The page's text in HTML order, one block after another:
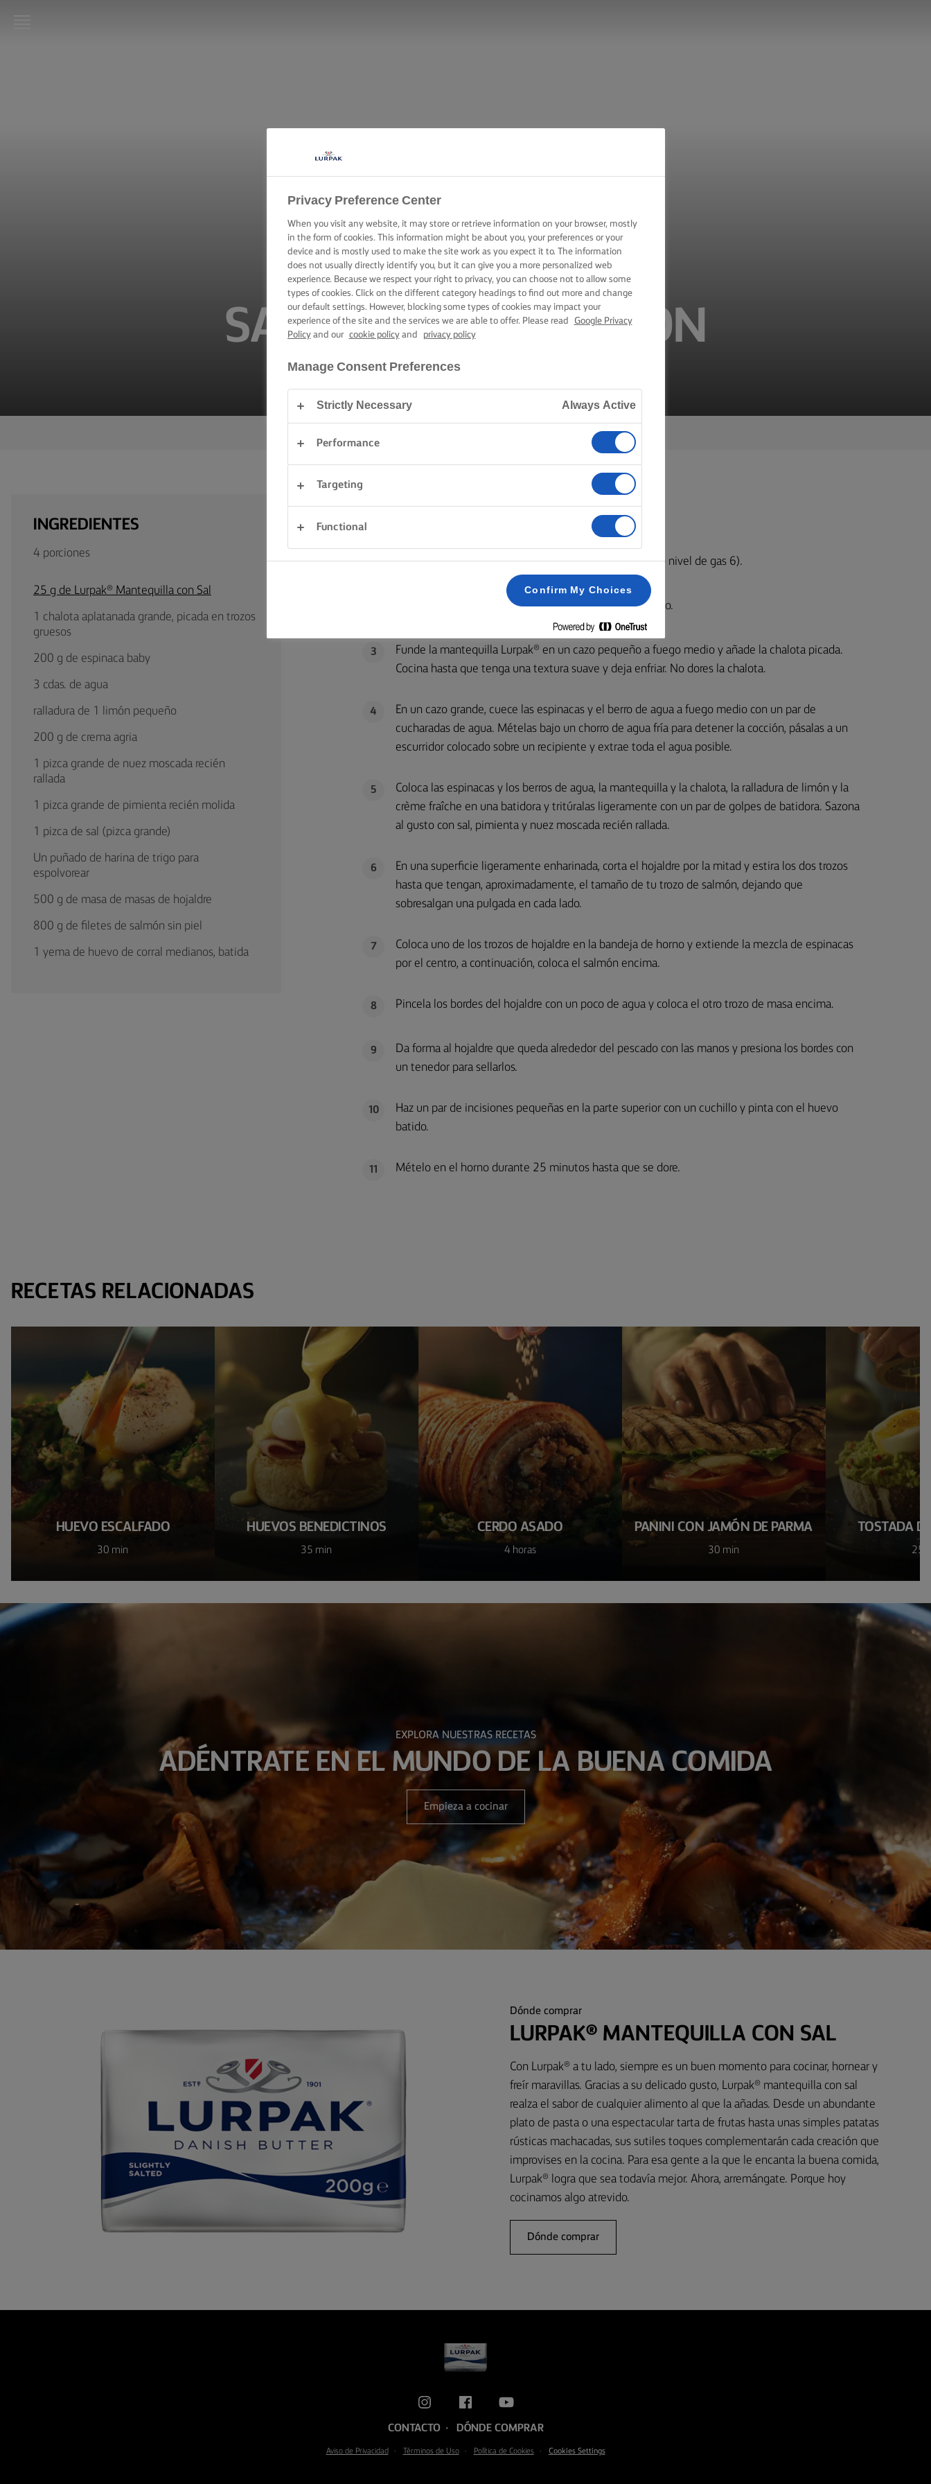
SALMÓN WELLINGTON
50 min tiempo de cocción
INGREDIENTES
4 porciones
25 g de Lurpak® Mantequilla con Sal
1 chalota aplatanada grande, picada en trozos
gruesos
200 g de espinaca baby
3 cdas. de agua
ralladura de 1 limón pequeño
200 g de crema agria
1 pizca grande de nuez moscada recién
rallada
1 pizca grande de pimienta recién molida
1 pizca de sal (pizca grande)
Un puñado de harina de trigo para
espolvorear
500 g de masa de masas de hojaldre
800 g de filetes de salmón sin piel
1 yema de huevo de corral medianos, batida
MÉTODO
1 Precalienta el horno a 200 °C (180 °C con convección o nivel de gas 6).
Forra una bandeja grande para horno con papel sulfurado.
3
Funde la mantequilla Lurpak® en un cazo pequeño a fuego medio y añade la chalota picada.
Cocina hasta que tenga una textura suave y deja enfriar. No dores la chalota.
4
En un cazo grande, cuece las espinacas y el berro de agua a fuego medio con un par de
cucharadas de agua. Mételas bajo un chorro de agua fría para detener la cocción, pásalas a un
escurridor colocado sobre un recipiente y extrae toda el agua posible.
5
Coloca las espinacas y los berros de agua, la mantequilla y la chalota, la ralladura de limón y la
crème fraîche en una batidora y tritúralas ligeramente con un par de golpes de batidora. Sazona
al gusto con sal, pimienta y nuez moscada recién rallada.
6
En una superficie ligeramente enharinada, corta el hojaldre por la mitad y estira los dos trozos
hasta que tengan, aproximadamente, el tamaño de tu trozo de salmón, dejando que
sobresalgan una pulgada en cada lado.
7
Coloca uno de los trozos de hojaldre en la bandeja de horno y extiende la mezcla de espinacas
por el centro, a continuación, coloca el salmón encima.
8 Pincela los bordes del hojaldre con un poco de agua y coloca el otro trozo de masa encima.
9
Da forma al hojaldre que queda alrededor del pescado con las manos y presiona los bordes con
un tenedor para sellarlos.
10
Haz un par de incisiones pequeñas en la parte superior con un cuchillo y pinta con el huevo
batido.
11 Mételo en el horno durante 25 minutos hasta que se dore.
RECETAS RELACIONADAS
HUEVO ESCALFADO
30 min
HUEVOS BENEDICTINOS
35 min
CERDO ASADO
4 horas
PANINI CON JAMÓN DE PARMA
30 min
TOSTADA
25
EXPLORA NUESTRAS RECETAS
ADÉNTRATE EN EL MUNDO DE LA BUENA COMIDA
Empieza a cocinar
Dónde comprar
LURPAK® MANTEQUILLA CON SAL
Con Lurpak® a tu lado, siempre es un buen momento para cocinar, hornear y
freír maravillas. Gracias a su delicado gusto, Lurpak® mantequilla con sal
realza el sabor de cualquier alimento al que la añadas. Desde un abundante
plato de pasta o una espectacular tarta de frutas hasta unas simples patatas
rústicas machacadas, sus sutiles toques complementarán cada creación que
improvises en la cocina. Para esa gente a la que le encanta la buena comida,
Lurpak® logra que sea todavía mejor. Ahora, arremángate. Porque hoy
cocinamos algo atrevido.
Dónde comprar
CONTACTO DÓNDE COMPRAR
Aviso de Privacidad Términos de Uso Política de Cookies Cookies Settings
Privacy Preference Center
When you visit any website, it may store or retrieve information on your browser, mostly
in the form of cookies. This information might be about you, your preferences or your
device and is mostly used to make the site work as you expect it to. The information
does not usually directly identify you, but it can give you a more personalized web
experience. Because we respect your right to privacy, you can choose not to allow some
types of cookies. Click on the different category headings to find out more and change
our default settings. However, blocking some types of cookies may impact your
experience of the site and the services we are able to offer. Please read
Google Privacy
Policyand our cookie policyand privacy policy
Manage Consent Preferences
Strictly Necessary Always Active
Performance
Targeting
Functional
Confirm My Choices